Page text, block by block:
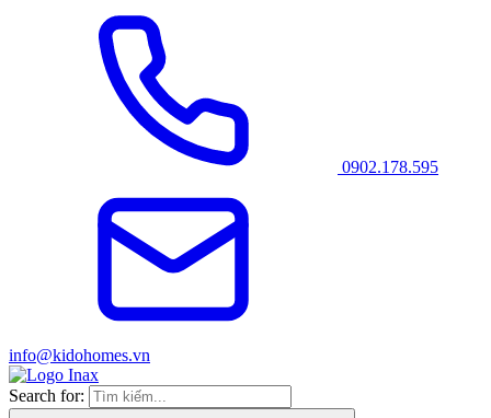
0902.178.595
info@kidohomes.vn
Search for: